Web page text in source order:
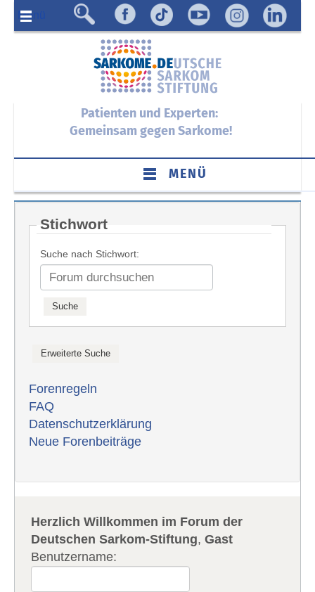
Menü
Patienten und Experten:
Gemeinsam gegen Sarkome!
MENÜ
Stichwort
Suche nach Stichwort:
Forenregeln
FAQ
Datenschutzerklärung
Neue Forenbeiträge
Herzlich Willkommen im Forum der
Deutschen Sarkom-Stiftung,Gast
Benutzername: